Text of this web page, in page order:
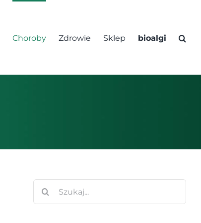
Choroby Zdrowie Sklep bioalgi